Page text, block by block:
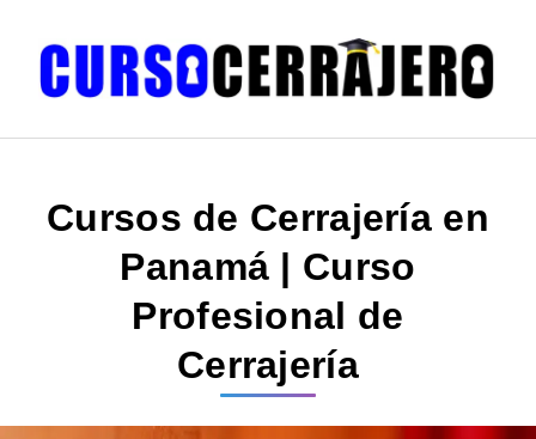
Cursos de Cerrajería en
Panamá | Curso
Profesional de
Cerrajería